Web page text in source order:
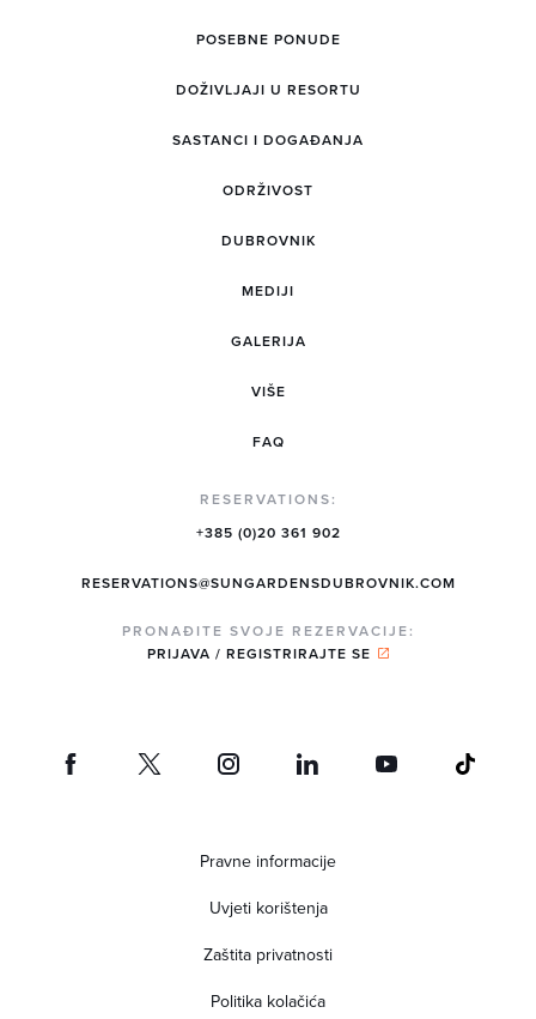
POSEBNE PONUDE
DOŽIVLJAJI U RESORTU
SASTANCI I DOGAĐANJA
ODRŽIVOST
DUBROVNIK
MEDIJI
GALERIJA
VIŠE
FAQ
RESERVATIONS:
+385 (0)20 361 902
RESERVATIONS@SUNGARDENSDUBROVNIK.COM
PRONAĐITE SVOJE REZERVACIJE:
PRIJAVA / REGISTRIRAJTE SE
Pravne informacije
Uvjeti korištenja
Zaštita privatnosti
Politika kolačića